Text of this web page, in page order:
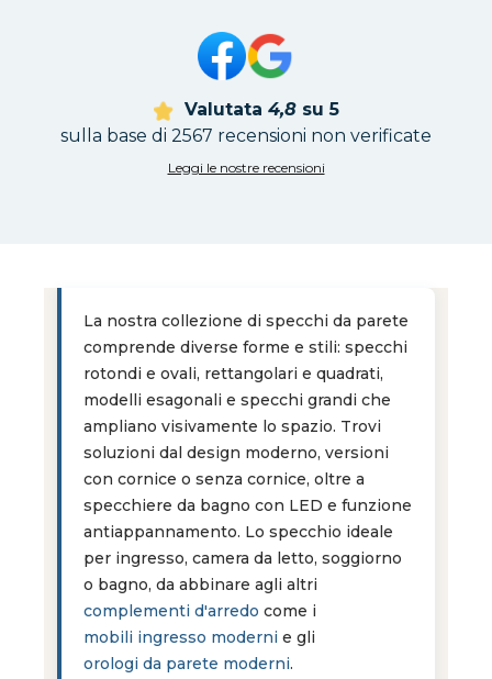
Valutata 4,8su 5
sulla base di 2567 recensioni non verificate
Leggi le nostre recensioni
La nostra collezione di specchi da parete
comprende diverse forme e stili: specchi
rotondi e ovali, rettangolari e quadrati,
modelli esagonali e specchi grandi che
ampliano visivamente lo spazio. Trovi
soluzioni dal design moderno, versioni
con cornice o senza cornice, oltre a
specchiere da bagno con LED e funzione
antiappannamento. Lo specchio ideale
per ingresso, camera da letto, soggiorno
o bagno, da abbinare agli altri
complementi d'arredo come i
mobili ingresso moderni e gli
orologi da parete moderni.